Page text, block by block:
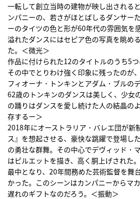
一転して創立当時の建物が映し出される
ンパニーの、若さがほとばしるダンサー
ーのタイツの色と形が60年代の雰囲気を
溢れたダンスにはセピア色の写真を眺め
た。＜微光＞
作品に付けられた12のタイトルのうち5つ
その中でとりわけ強く印象に残ったのが
フィオーナ・トンキンとアダム・ブルの
62歳のトンキンのダンスは美しく、少女
の踊りはダンスを愛し続けた人の結晶の
存するー＞
2018年にオーストラリア・バレエ団が新
ス』を想起させる、豪快な跳躍で登場し
の勇壮な群舞。その中心でデヴィッド・
はピルエットを描き、高く胴上げされた
最中となり、20年間務めた芸術監督を舞
かった。このシーンはカンパニーからマ
遅れのギフトなのだろう。＜振動＞